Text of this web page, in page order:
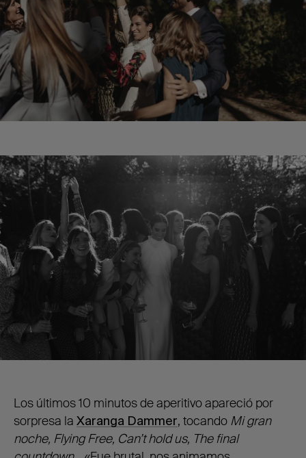
Los últimos 10 minutos de aperitivo apareció por
sorpresa la Xaranga Dammer, tocando Mi gran
noche, Flying Free, Can’t hold us, The final